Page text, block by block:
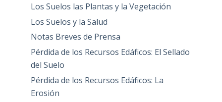
Los Suelos las Plantas y la Vegetación
Los Suelos y la Salud
Notas Breves de Prensa
Pérdida de los Recursos Edáficos: El Sellado
del Suelo
Pérdida de los Recursos Edáficos: La
Erosión